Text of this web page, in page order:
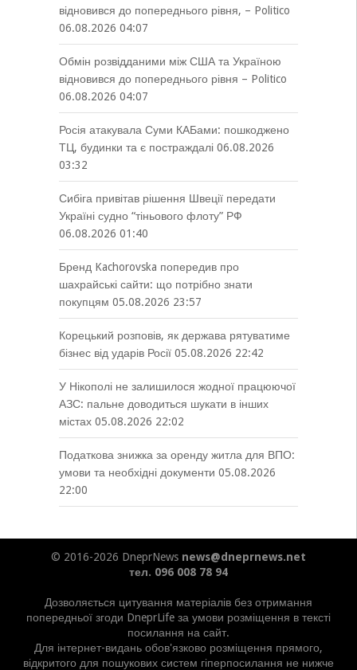
відновився до попереднього рівня, – Politico
06.08.2026 04:07
Обмін розвідданими між США та Україною
відновився до попереднього рівня – Politico
06.08.2026 04:07
Росія атакувала Суми КАБами: пошкоджено
ТЦ, будинки та є постраждалі 06.08.2026
03:32
Сибіга привітав рішення Швеції передати
Україні судно “тіньового флоту” РФ
06.08.2026 01:40
Бренд Kachorovska попередив про
шахрайські сайти: що потрібно знати
покупцям 05.08.2026 23:57
Корецький розповів, як держава рятуватиме
бізнес від ударів Росії 05.08.2026 22:42
У Нікополі не залишилося жодної працюючої
АЗС: пальне доводиться шукати в інших
містах 05.08.2026 22:02
Податкова знижка за оренду житла для ВПО:
умови та необхідні документи 05.08.2026
22:00
© 2016-2026 DneprNews news@dneprnews.net
тел. 096 008 78 94
Дозволяється цитування матеріалів без отримання
попередньої згоди DneprLife за умови розміщення в тексті
посилання на сайт.
Для інтернет-видань обов'язково розміщення прямого,
відкритого для пошукових систем гіперпосилання не нижче